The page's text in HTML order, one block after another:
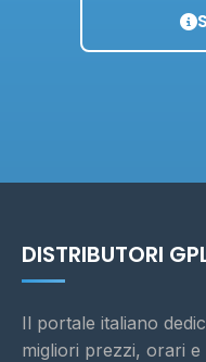
DISTRIBUTORI
Il portale italiano
migliori prezzi, orari